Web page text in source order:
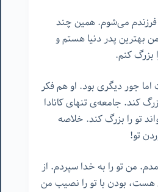
می‌شوم. همین چند
بهترین پدر دنیا هستم و
بزرگ کنم.
جور دیگری بود. او هم فکر
کند. جامعه‌ی تنهای کانادا
تو را بزرگ کند. خلاصه
تو!
من تو را به خدا سپردم. از
بودن با تو را نصیب من